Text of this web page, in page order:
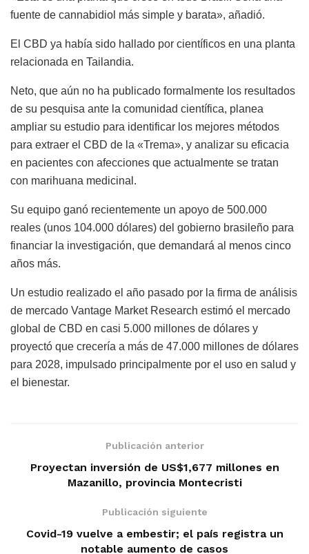
fuente de cannabidiol más simple y barata», añadió.
El CBD ya había sido hallado por científicos en una planta
relacionada en Tailandia.
Neto, que aún no ha publicado formalmente los resultados
de su pesquisa ante la comunidad científica, planea
ampliar su estudio para identificar los mejores métodos
para extraer el CBD de la «Trema», y analizar su eficacia
en pacientes con afecciones que actualmente se tratan
con marihuana medicinal.
Su equipo ganó recientemente un apoyo de 500.000
reales (unos 104.000 dólares) del gobierno brasileño para
financiar la investigación, que demandará al menos cinco
años más.
Un estudio realizado el año pasado por la firma de análisis
de mercado Vantage Market Research estimó el mercado
global de CBD en casi 5.000 millones de dólares y
proyectó que crecería a más de 47.000 millones de dólares
para 2028, impulsado principalmente por el uso en salud y
el bienestar.
Publicación anterior
Proyectan inversión de US$1,677 millones en
Mazanillo, provincia Montecristi
Publicación siguiente
Covid-19 vuelve a embestir; el país registra un
notable aumento de casos